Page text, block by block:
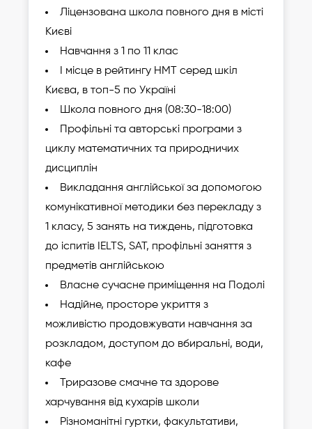
Ліцензована школа повного дня в місті
Києві
Навчання з 1 по 11 клас
І місце в рейтингу НМТ серед шкіл
Києва, в топ-5 по Україні
Школа повного дня (08:30-18:00)
Профільні та авторські програми з
циклу математичних та природничих
дисциплін
Викладання англійської за допомогою
комунікативної методики без перекладу з
1 класу, 5 занять на тиждень, підготовка
до іспитів IELTS, SAT, профільні заняття з
предметів англійською
Власне сучасне приміщення на Подолі
Надійне, просторе укриття з
можливістю продовжувати навчання за
розкладом, доступом до вбиральні, води,
кафе
Триразове смачне та здорове
харчування від кухарів школи
Різноманітні гуртки, факультативи,